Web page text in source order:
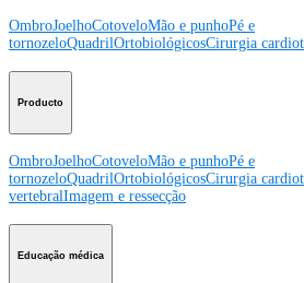
OmbroJoelhoCotoveloMão e punhoPé e
tornozeloQuadrilOrtobiológicosCirurgia
Producto
OmbroJoelhoCotoveloMão e punhoPé e
tornozeloQuadrilOrtobiológicosCirurgia
vertebralImagem e ressecção
Educação médica